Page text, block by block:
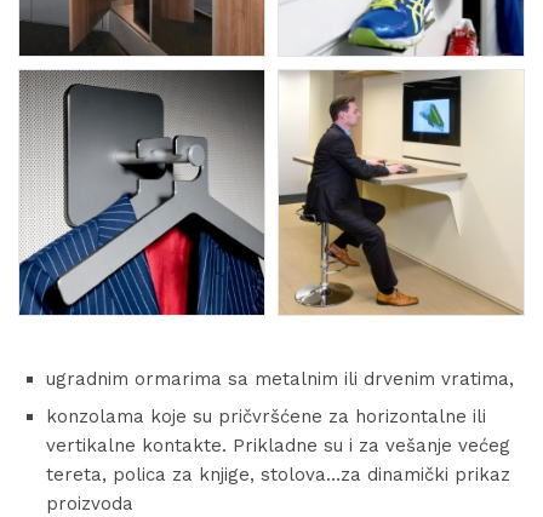
ugradnim ormarima sa metalnim ili drvenim vratima,
konzolama koje su pričvršćene za horizontalne ili
vertikalne kontakte. Prikladne su i za vešanje većeg
tereta, polica za knjige, stolova…za dinamički prikaz
proizvoda